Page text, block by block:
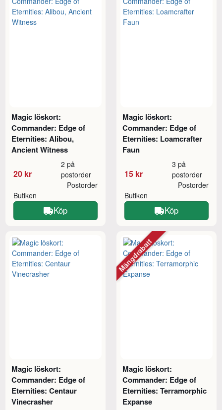
Magic löskort:
Commander: Edge of
Eternities: Alibou,
Ancient Witness
20 kr
2 på
postorder
Butiken
Postorder
Köp
Magic löskort:
Commander: Edge of
Eternities: Loamcrafter
Faun
15 kr
3 på
postorder
Butiken
Postorder
Köp
Magic löskort:
Commander: Edge of
Eternities: Centaur
Vinecrasher
Magic löskort:
Commander: Edge of
Eternities: Terramorphic
Expanse
Mängdrabatt